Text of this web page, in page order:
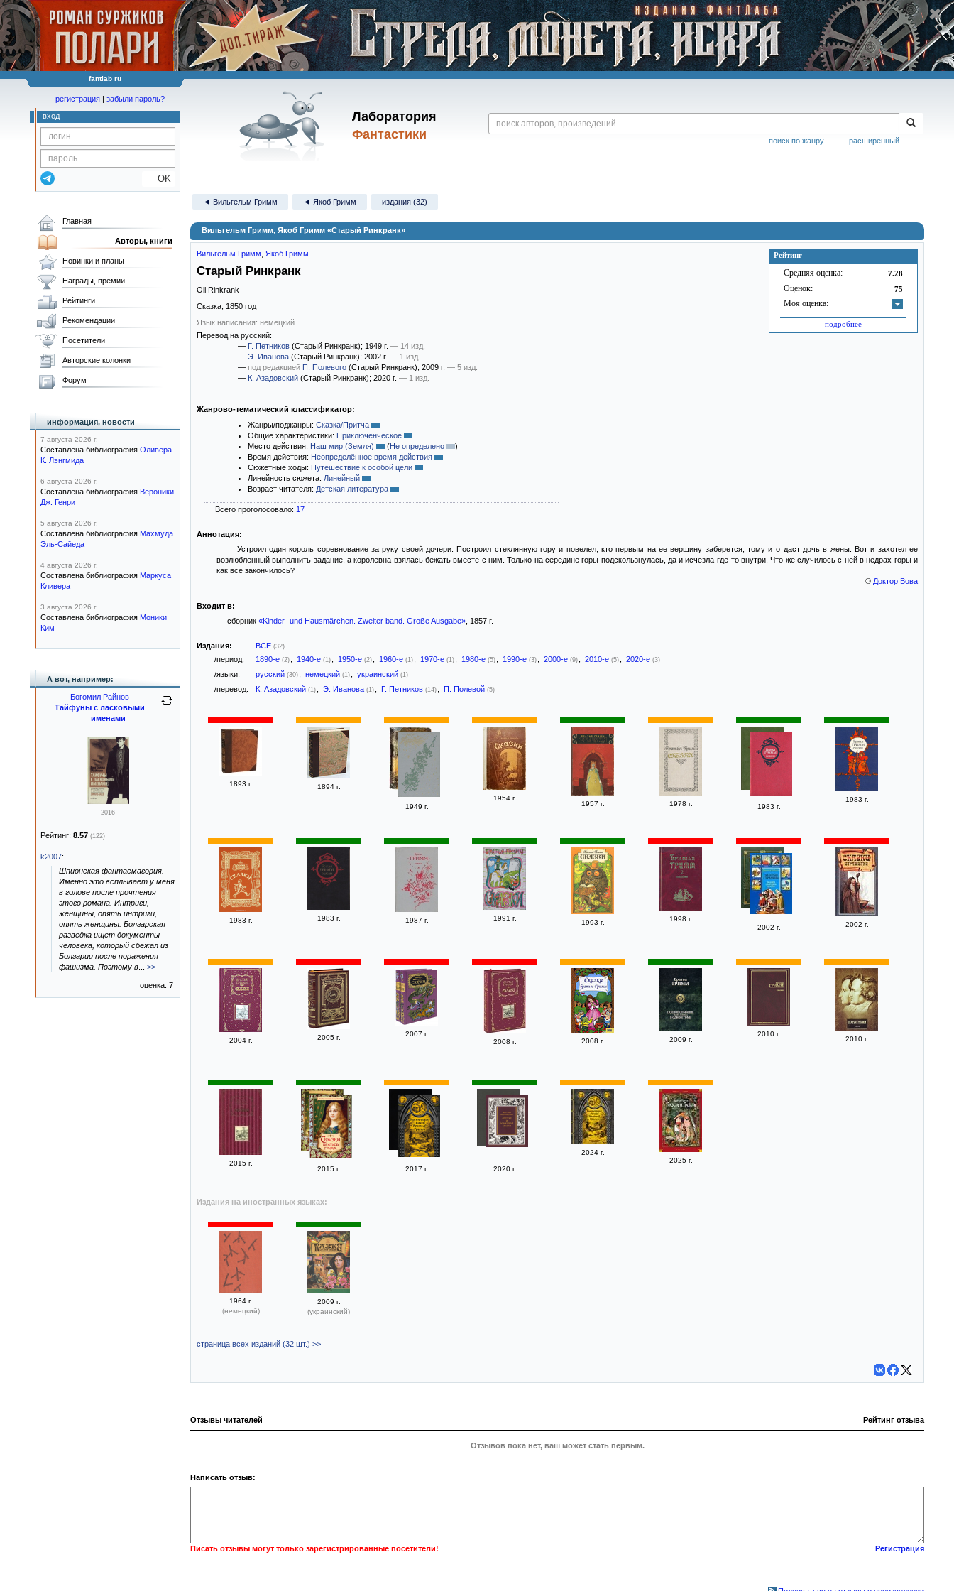
fantlab ru
Лаборатория
Фантастики
расширенный
поиск по жанру
регистрация | забыли пароль?
вход
OK
◄ Вильгельм Гримм ◄ Якоб Гримм издания (32)
Вильгельм Гримм, Якоб Гримм «Старый Ринкранк»
Рейтинг
Средняя оценка: 7.28
Оценок: 75
Моя оценка: -
подробнее
Вильгельм Гримм Якоб Гримм
Старый Ринкранк
Oll Rinkrank
Сказка, 1850 год
Язык написания: немецкий
Перевод на русский:
— Г. Петников (Старый Ринкранк); 1949 г. — 14 изд.
— Э. Иванова (Старый Ринкранк); 2002 г. — 1 изд.
— под редакцией П. Полевого (Старый Ринкранк); 2009 г. — 5 изд.
— К. Азадовский (Старый Ринкранк); 2020 г. — 1 изд.
Жанрово-тематический классификатор:
Жанры/поджанры: Сказка/Притча
Общие характеристики: Приключенческое
Место действия: Наш мир (Земля) (Не определено
)
Время действия: Неопределённое время действия
Сюжетные ходы: Путешествие к особой цели
Линейность сюжета: Линейный
Возраст читателя: Детская литература
Всего проголосовало: 17
Аннотация:
Устроил один король соревнование за руку своей дочери. Построил стеклянную гору и повелел, кто первым на ее вершину заберется, тому и отдаст дочь в жены. Вот и захотел ее
возлюбленный выполнить задание, а королевна взялась бежать вместе с ним. Только на середине горы подскользнулась, да и исчезла где-то внутри. Что же случилось с ней в недрах горы и
как все закончилось?
© Доктор Вова
Входит в:
— сборник «Kinder- und Hausmärchen. Zweiter band. Große Ausgabe», 1857 г.
Издания: ВСЕ (32)
/период: 1890-е (2) 1940-е (1) 1950-е (2) 1960-е (1) 1970-е (1) 1980-е (5) 1990-е (3) 2000-е (9) 2010-е (5) 2020-е (3)
/языки: русский (30) немецкий (1) украинский (1)
/перевод: К. Азадовский (1) Э. Иванова (1) Г. Петников (14) П. Полевой (5)
1893 г. 1894 г.
1949 г.
1954 г.
1957 г. 1978 г. 1983 г.
1983 г.
1983 г. 1983 г. 1987 г. 1991 г.
1993 г.
1998 г.
2002 г.
2002 г.
2004 г. 2005 г.
2007 г.
2008 г.
2008 г. 2009 г.
2010 г.
2010 г.
2015 г.
2015 г. 2017 г. 2020 г.
2024 г.
2025 г.
Издания на иностранных языках:
1964 г.
(немецкий)
2009 г.
(украинский)
страница всех изданий (32 шт.) >>
Отзывы читателей Рейтинг отзыва
Отзывов пока нет, ваш может стать первым.
Написать отзыв:
Писать отзывы могут только зарегистрированные посетители! Регистрация
Главная
Авторы, книги
Новинки и планы
Награды, премии
Рейтинги
Рекомендации
Посетители
Авторские колонки
Форум
информация, новости
7 августа 2026 г.
Составлена библиография Оливера
К. Лэнгмида
6 августа 2026 г.
Составлена библиография Вероники
Дж. Генри
5 августа 2026 г.
Составлена библиография Махмуда
Эль-Сайеда
4 августа 2026 г.
Составлена библиография Маркуса
Кливера
3 августа 2026 г.
Составлена библиография Моники
Ким
А вот, например:
Богомил Райнов
Тайфуны с ласковыми
именами
2016
Рейтинг: 8.57 (122)
k2007:
Шпионская фантасмагория.
Именно это всплывает у меня
в голове после прочтения
этого романа. Интриги,
женщины, опять интриги,
опять женщины. Болгарская
разведка ищет документы
человека, который сбежал из
Болгарии после поражения
фашизма. Поэтому в
>>
оценка: 7